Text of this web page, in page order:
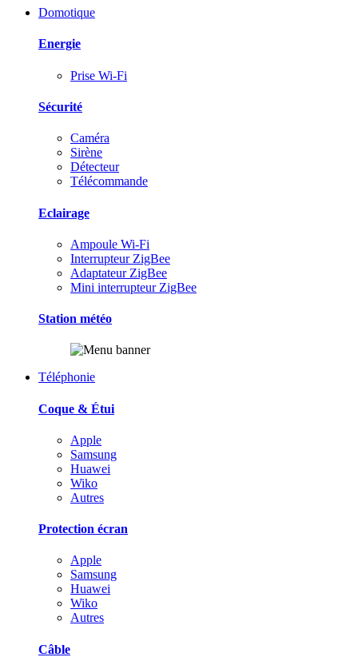
Domotique
Energie
Prise Wi-Fi
Sécurité
Caméra
Sirène
Détecteur
Télécommande
Eclairage
Ampoule Wi-Fi
Interrupteur ZigBee
Adaptateur ZigBee
Mini interrupteur ZigBee
Station météo
Téléphonie
Coque & Étui
Apple
Samsung
Huawei
Wiko
Autres
Protection écran
Apple
Samsung
Huawei
Wiko
Autres
Câble